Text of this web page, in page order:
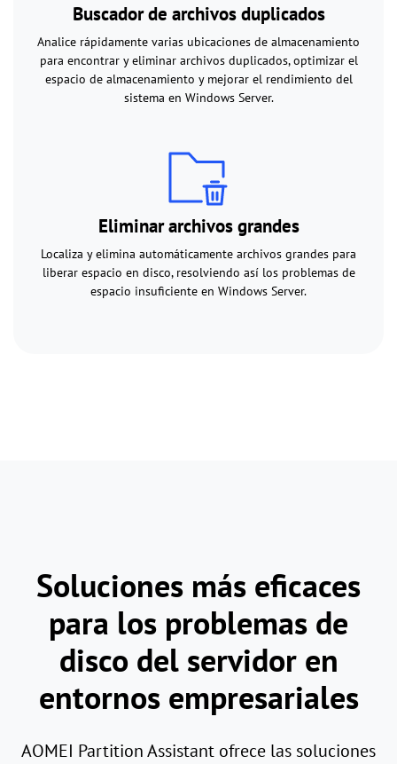
Buscador de archivos duplicados
Analice rápidamente varias ubicaciones de almacenamiento
para encontrar y eliminar archivos duplicados, optimizar el
espacio de almacenamiento y mejorar el rendimiento del
sistema en Windows Server.
Eliminar archivos grandes
Localiza y elimina automáticamente archivos grandes para
liberar espacio en disco, resolviendo así los problemas de
espacio insuficiente en Windows Server.
Soluciones más eficaces
para los problemas de
disco del servidor en
entornos empresariales
AOMEI Partition Assistant ofrece las soluciones